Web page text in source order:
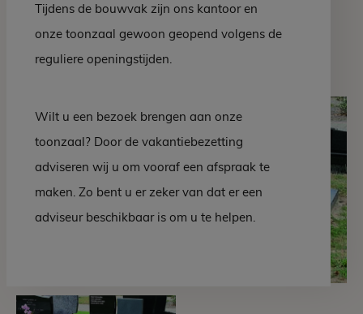
Grafsteen DM 21-10
Tijdens de bouwvak zijn ons kantoor en
onze toonzaal gewoon geopend volgens de
reguliere openingstijden.
Wilt u een bezoek brengen aan onze
toonzaal? Door de vakantiebezetting
adviseren wij u om vooraf een afspraak te
maken. Zo bent u er zeker van dat er een
adviseur beschikbaar is om u te helpen.